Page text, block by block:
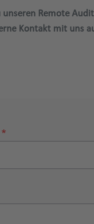
Remote
Kontakt mit uns